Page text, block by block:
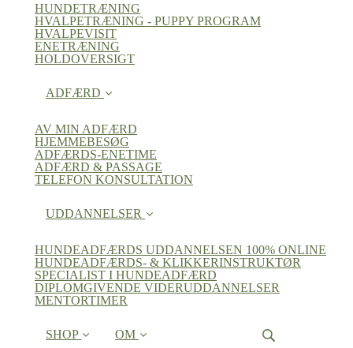
HUNDETRÆNING
HVALPETRÆNING - PUPPY PROGRAM
HVALPEVISIT
ENETRÆNING
HOLDOVERSIGT
ADFÆRD
AV MIN ADFÆRD
HJEMMEBESØG
ADFÆRDS-ENETIME
ADFÆRD & PASSAGE
TELEFON KONSULTATION
UDDANNELSER
HUNDEADFÆRDS UDDANNELSEN 100% ONLINE
HUNDEADFÆRDS- & KLIKKERINSTRUKTØR
SPECIALIST I HUNDEADFÆRD
DIPLOMGIVENDE VIDERUDDANNELSER
MENTORTIMER
SHOP OM